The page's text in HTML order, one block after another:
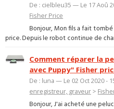
De : cielbleu35 — Le 17 Aoû
Fisher Price
Bonjour, Mon fils a fait
price. Depuis le robot continue de
Comment réparer la
avec Puppy" Fisher
De : luna — Le 02 Oct 2020 -
enregistreur, graveur >
Bonjour, J'ai acheté une